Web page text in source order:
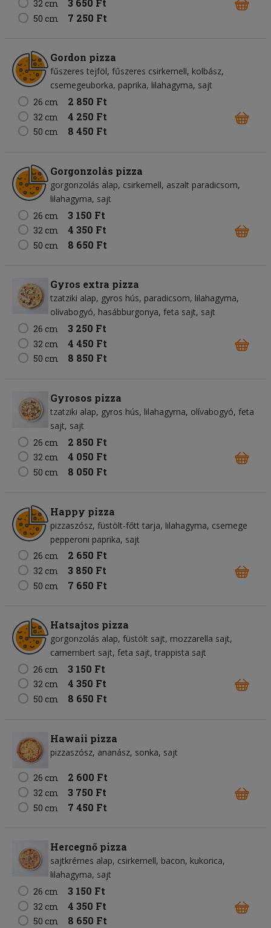
32 cm 3 650 Ft
50 cm 7 250 Ft
Gordon pizza
fűszeres tejföl fűszeres csirkemell kolbász
csemegeuborka paprika lilahagyma sajt
26 cm
2 850 Ft
32 cm 4 250 Ft
50 cm 8 450 Ft
Gorgonzolás pizza
gorgonzolás alap csirkemell aszalt paradicsom
lilahagyma sajt
26 cm
3 150 Ft
32 cm 4 350 Ft
50 cm 8 650 Ft
Gyros extra pizza
tzatziki alap gyros hús paradicsom lilahagyma
olívabogyó hasábburgonya feta sajt sajt
26 cm
3 250 Ft
32 cm 4 450 Ft
50 cm 8 850 Ft
Gyrosos pizza
tzatziki alap gyros hús lilahagyma olívabogyó feta
sajt sajt
26 cm
2 850 Ft
32 cm 4 050 Ft
50 cm 8 050 Ft
Happy pizza
pizzaszósz füstölt-főtt tarja lilahagyma csemege
pepperoni paprika sajt
26 cm
2 650 Ft
32 cm 3 850 Ft
50 cm 7 650 Ft
Hatsajtos pizza
gorgonzolás alap füstölt sajt mozzarella sajt
camembert sajt feta sajt trappista sajt
26 cm
3 150 Ft
32 cm 4 350 Ft
50 cm 8 650 Ft
Hawaii pizza
pizzaszósz ananász sonka sajt
26 cm 2 600 Ft
32 cm 3 750 Ft
50 cm 7 450 Ft
Hercegnő pizza
sajtkrémes alap csirkemell bacon kukorica
lilahagyma sajt
26 cm
3 150 Ft
32 cm 4 350 Ft
50 cm 8 650 Ft